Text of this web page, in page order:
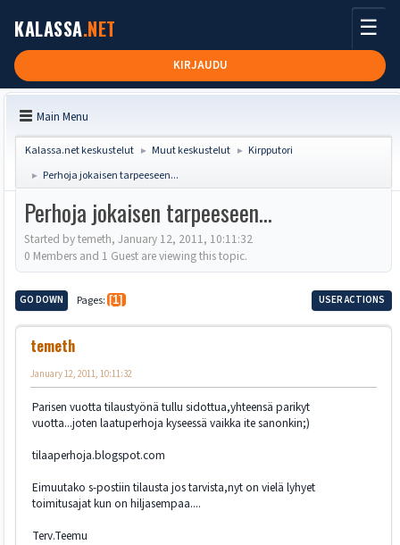
KALASSA.NET
KIRJAUDU
☰
Main Menu
Kalassa.net keskustelut ► Muut keskustelut ► Kirpputori
► Perhoja jokaisen tarpeeseen...
Perhoja jokaisen tarpeeseen...
Started by temeth, January 12, 2011, 10:11:32
0 Members and 1 Guest are viewing this topic.
GO DOWN Pages 1 USER ACTIONS
temeth
January 12, 2011, 10:11:32
Parisen vuotta tilaustyönä tullu sidottua,yhteensä parikyt
vuotta...joten laatuperhoja kyseessä vaikka ite sanonkin;)
tilaaperhoja.blogspot.com
Eimuutako s-postiin tilausta jos tarvista,nyt on vielä lyhyet
toimitusajat kun on hiljasempaa....
Terv.Teemu